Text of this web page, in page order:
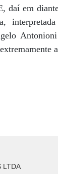
daí em
LTDA